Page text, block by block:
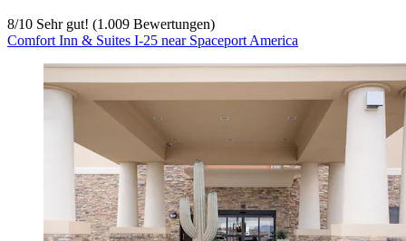
8/10 Sehr gut! (1.009 Bewertungen)
Comfort Inn & Suites I-25 near Spaceport America